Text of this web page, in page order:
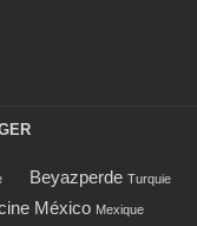
Beyazperde Turquie
México Mexique